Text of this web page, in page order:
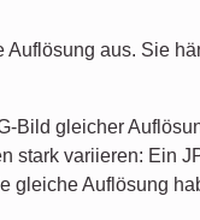
aus. Sie
gleicher
stark variieren: Ein
gleiche Auflösung